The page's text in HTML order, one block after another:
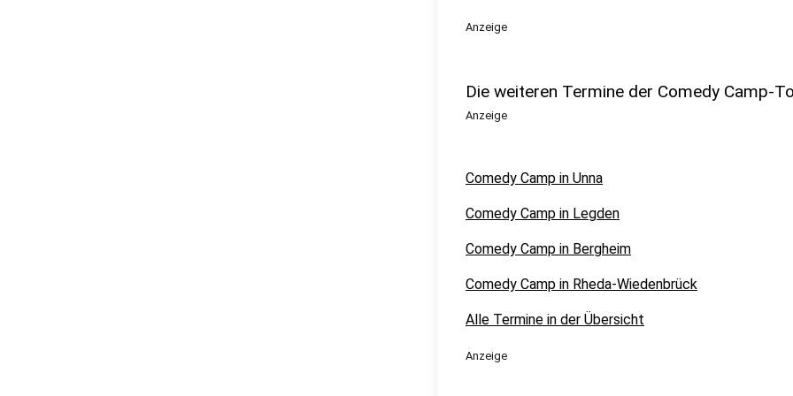
Anzeige
Die weiteren Termine der Comedy Camp-
Anzeige
Comedy Camp in Unna
Comedy Camp in Legden
Comedy Camp in Bergheim
Comedy Camp in Rheda-Wiedenbrück
Alle Termine in der Übersicht
Anzeige